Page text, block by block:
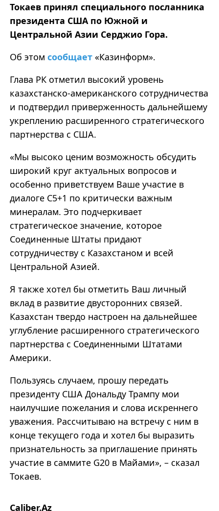
Токаев принял специального посланника
президента США по Южной и
Центральной Азии Серджио Гора.
Об этом сообщает «Казинформ».
Глава РК отметил высокий уровень
казахстанско-американского сотрудничества
и подтвердил приверженность дальнейшему
укреплению расширенного стратегического
партнерства с США.
«Мы высоко ценим возможность обсудить
широкий круг актуальных вопросов и
особенно приветствуем Ваше участие в
диалоге C5+1 по критически важным
минералам. Это подчеркивает
стратегическое значение, которое
Соединенные Штаты придают
сотрудничеству с Казахстаном и всей
Центральной Азией.
Я также хотел бы отметить Ваш личный
вклад в развитие двусторонних связей.
Казахстан твердо настроен на дальнейшее
углубление расширенного стратегического
партнерства с Соединенными Штатами
Америки.
Пользуясь случаем, прошу передать
президенту США Дональду Трампу мои
наилучшие пожелания и слова искреннего
уважения. Рассчитываю на встречу с ним в
конце текущего года и хотел бы выразить
признательность за приглашение принять
участие в саммите G20 в Майами», – сказал
Токаев.
Caliber.Az